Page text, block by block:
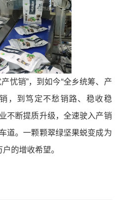
忧销”，到如今“全乡统筹、产
，到笃定不愁销路、稳收稳
不断提质升级，全速驶入产销
道。一颗颗翠绿坚果蜕变成为
的增收希望。